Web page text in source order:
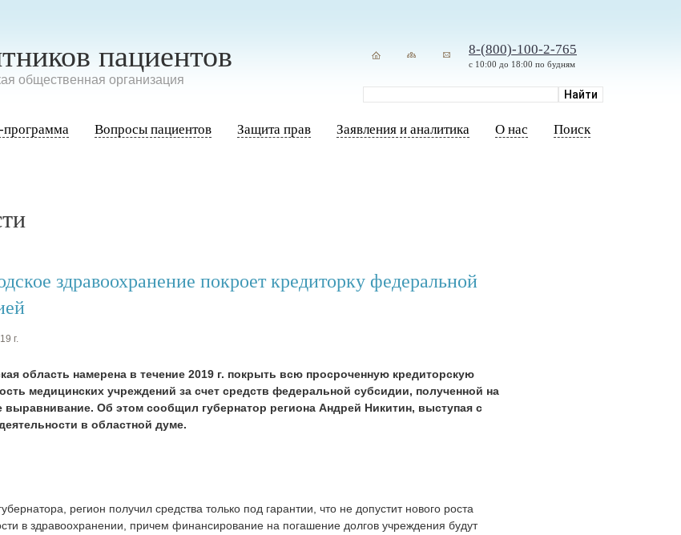
пациентов
общественная организация
8-(800)-100-2-765
с 10:00 до 18:00 по будням
Вопросы пациентов Защита прав Заявления и аналитика О нас Поиск
здравоохранение покроет кредиторку федеральной
г.
область намерена в течение 2019 г. покрыть всю просроченную кредиторскую
медицинских учреждений за счет средств федеральной субсидии, полученной на
выравнивание. Об этом сообщил губернатор региона Андрей Никитин, выступая с
в областной думе.
регион получил средства только под гарантии, что не допустит нового роста
в здравоохранении, причем финансирование на погашение долгов учреждения будут